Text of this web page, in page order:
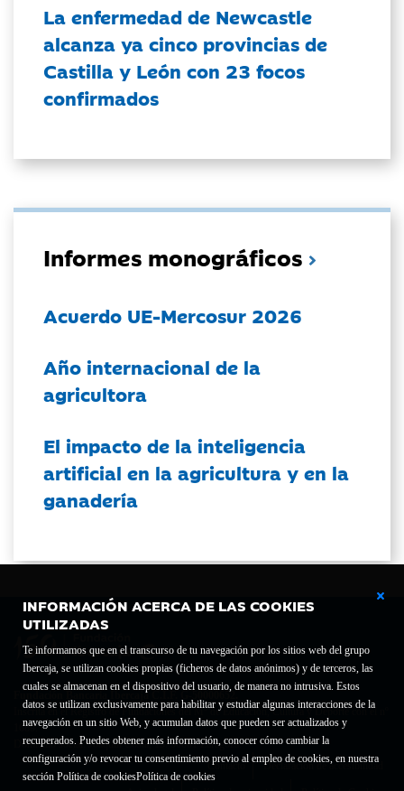
INFORMACIÓN ACERCA DE LAS COOKIES
UTILIZADAS
Te informamos que en el transcurso de tu navegación por los sitios web del grupo
Ibercaja, se utilizan cookies propias (ficheros de datos anónimos) y de terceros, las
cuales se almacenan en el dispositivo del usuario, de manera no intrusiva. Estos
datos se utilizan exclusivamente para habilitar y estudiar algunas interacciones de la
navegación en un sitio Web, y acumulan datos que pueden ser actualizados y
recuperados. Puedes obtener más información, conocer cómo cambiar la
configuración y/o revocar tu consentimiento previo al empleo de cookies, en nuestra
sección Política de cookiesPolítica de cookies
La enfermedad de Newcastle
alcanza ya cinco provincias de
Castilla y León con 23 focos
confirmados
Informes monográficos
Acuerdo UE-Mercosur 2026
Año internacional de la
agricultora
El impacto de la inteligencia
artificial en la agricultura y en la
ganadería
Fundación Bancaria Ibercaja C.I.F. G-50000652.
Inscrita en el Registro de Fundaciones del Mº de Educación, Cultura y Deporte con el nº
1689.
Domicilio social: Joaquín Costa, 13. 50001 Zaragoza.
Contacto
Declaración de accesibilidad